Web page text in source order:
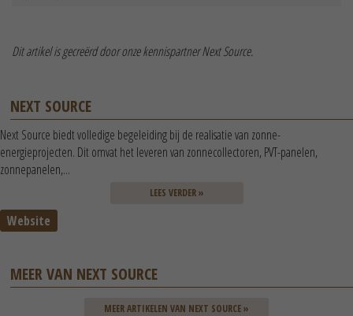
Dit artikel is gecreërd door onze kennispartner Next Source.
NEXT SOURCE
Next Source biedt volledige begeleiding bij de realisatie van zonne-
energieprojecten. Dit omvat het leveren van zonnecollectoren, PVT-panelen,
zonnepanelen,...
LEES VERDER »
Website
MEER VAN NEXT SOURCE
MEER ARTIKELEN VAN NEXT SOURCE »